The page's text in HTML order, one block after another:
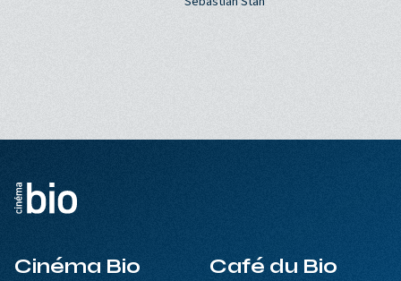
Cinéma Bio Café du Bio